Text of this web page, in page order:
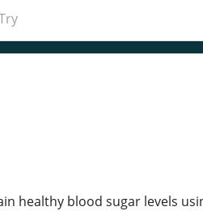
healthy blood sugar levels